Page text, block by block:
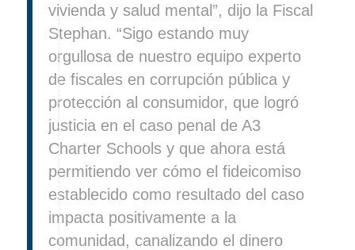
vivienda y salud mental”, dijo la Fiscal
Stephan. “Sigo estando muy
orgullosa de nuestro equipo experto
de fiscales en corrupción pública y
protección al consumidor, que logró
justicia en el caso penal de A3
Charter Schools y que ahora está
permitiendo ver cómo el fideicomiso
establecido como resultado del caso
impacta positivamente a la
comunidad, canalizando el dinero